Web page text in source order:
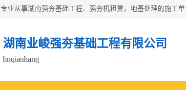
湖南业峻强夯基础工程有限公司
hnqianhang